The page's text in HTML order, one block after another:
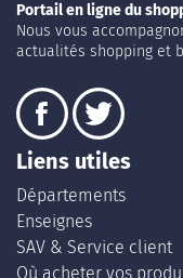
Portail en ligne du
Nous vous
actualités shopping et
Liens utiles
Départements
Enseignes
SAV & Service client
Où acheter vos